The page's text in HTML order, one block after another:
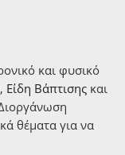
και φυσικό
, Είδη Βάπτισης και
θέματα για να